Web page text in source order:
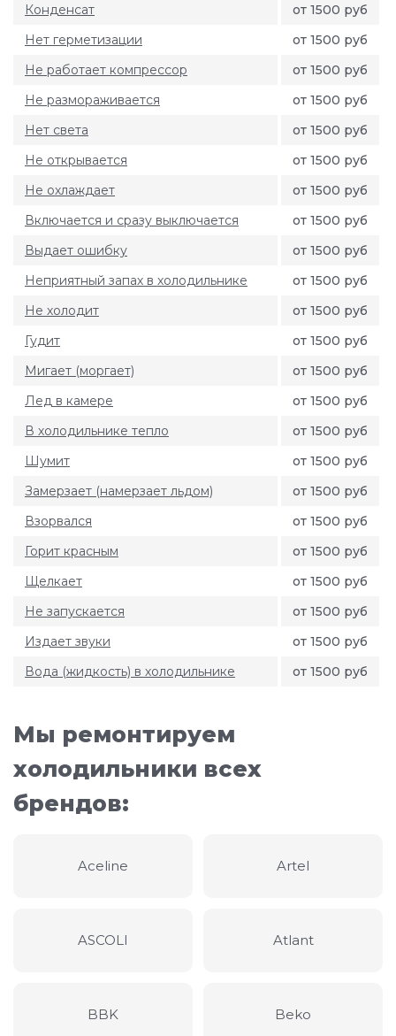
Конденсат
от 1500 руб
Нет герметизации
от 1500 руб
Не работает компрессор
от 1500 руб
Не размораживается
от 1500 руб
Нет света
от 1500 руб
Не открывается
от 1500 руб
Не охлаждает
от 1500 руб
Включается и сразу выключается
от 1500 руб
Выдает ошибку
от 1500 руб
Неприятный запах в холодильнике
от 1500 руб
Не холодит
от 1500 руб
Гудит
от 1500 руб
Мигает (моргает)
от 1500 руб
Лед в камере
от 1500 руб
В холодильнике тепло
от 1500 руб
Шумит
от 1500 руб
Замерзает (намерзает льдом)
от 1500 руб
Взорвался
от 1500 руб
Горит красным
от 1500 руб
Щелкает
от 1500 руб
Не запускается
от 1500 руб
Издает звуки
от 1500 руб
Вода (жидкость) в холодильнике
от 1500 руб
Мы ремонтируем
холодильники всех
брендов:
Aceline Artel
ASCOLI Atlant
BBK Beko